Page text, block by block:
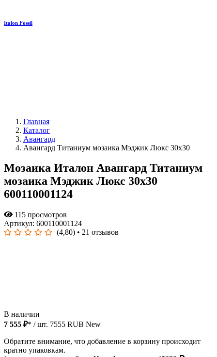
Italon Fossil
Главная
Каталог
Авангард
Авангард Титаниум мозаика Мэджик Люкс 30x30
Мозаика Италон Авангард Титаниум
мозаика Мэджик Люкс 30x30
600110001124
115 просмотров
Артикул: 600110001124
(4,80) • 21 отзывов
В наличии
7 555 ₽* / шт. 7555 RUB New
Обратите внимание, что добавление в корзину происходит
кратно упаковкам.